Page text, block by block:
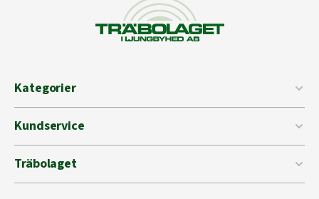
Kategorier
Kundservice
Träbolaget